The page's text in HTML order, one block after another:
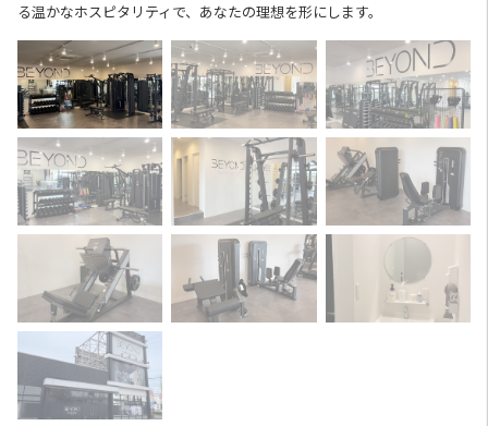
る温かなホスピタリティで、あなたの理想を形にします。